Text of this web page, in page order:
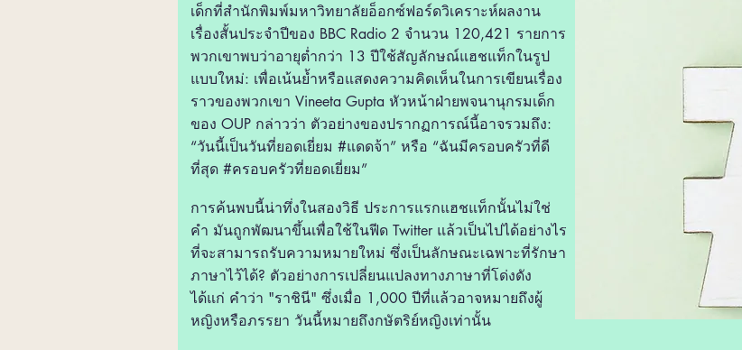
เด็กที่สำนักพิมพ์มหาวิทยาลัยอ็อกซ์ฟอร์ดวิเคราะห์ผลงาน
เรื่องสั้นประจำปีของ BBC Radio 2 จำนวน 120,421 รายการ
พวกเขาพบว่าอายุต่ำกว่า 13 ปีใช้สัญลักษณ์แฮชแท็กในรูป
แบบใหม่: เพื่อเน้นย้ำหรือแสดงความคิดเห็นในการเขียนเรื่อง
ราวของพวกเขา Vineeta Gupta หัวหน้าฝ่ายพจนานุกรมเด็ก
ของ OUP กล่าวว่า ตัวอย่างของปรากฏการณ์นี้อาจรวมถึง:
“วันนี้เป็นวันที่ยอดเยี่ยม #แดดจ้า” หรือ “ฉันมีครอบครัวที่ดี
ที่สุด #ครอบครัวที่ยอดเยี่ยม”
การค้นพบนี้น่าทึ่งในสองวิธี ประการแรกแฮชแท็กนั้นไม่ใช่
คำ มันถูกพัฒนาขึ้นเพื่อใช้ในฟีด Twitter แล้วเป็นไปได้อย่างไร
ที่จะสามารถรับความหมายใหม่ ซึ่งเป็นลักษณะเฉพาะที่รักษา
ภาษาไว้ได้? ตัวอย่างการเปลี่ยนแปลงทางภาษาที่โด่งดัง
ได้แก่ คำว่า "ราชินี" ซึ่งเมื่อ 1,000 ปีที่แล้วอาจหมายถึงผู้
หญิงหรือภรรยา วันนี้หมายถึงกษัตริย์หญิงเท่านั้น